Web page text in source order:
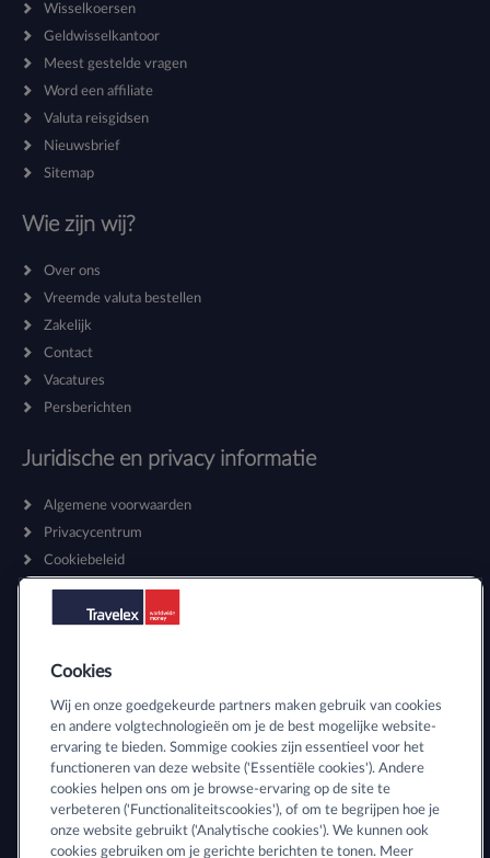
Wisselkoersen
Geldwisselkantoor
Meest gestelde vragen
Word een affiliate
Valuta reisgidsen
Nieuwsbrief
Sitemap
Wie zijn wij?
Over ons
Vreemde valuta bestellen
Zakelijk
Contact
Vacatures
Persberichten
Juridische en privacy informatie
Algemene voorwaarden
Privacycentrum
Cookiebeleid
Algemene voorwaarden thuisbezorgen
Toegankelijkheidsverklaring
Wij helpen u graag!
Neem contact op met een GWK Travelex vestiging bij u in de buurt.
Cookies
Wij en onze goedgekeurde partners maken gebruik van cookies
en andere volgtechnologieën om je de best mogelijke website-
ervaring te bieden. Sommige cookies zijn essentieel voor het
functioneren van deze website ('Essentiële cookies'). Andere
cookies helpen ons om je browse-ervaring op de site te
verbeteren ('Functionaliteitscookies'), of om te begrijpen hoe je
onze website gebruikt ('Analytische cookies'). We kunnen ook
cookies gebruiken om je gerichte berichten te tonen. Meer